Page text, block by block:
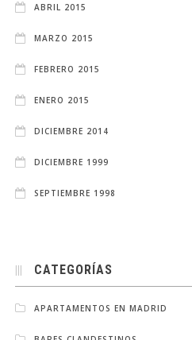
ABRIL 2015
MARZO 2015
FEBRERO 2015
ENERO 2015
DICIEMBRE 2014
DICIEMBRE 1999
SEPTIEMBRE 1998
CATEGORÍAS
APARTAMENTOS EN MADRID